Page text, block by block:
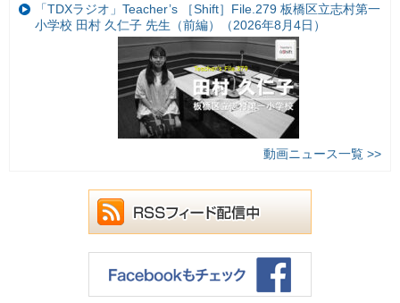
「TDXラジオ」Teacher’s ［Shift］File.279 板橋区立志村第一
小学校 田村 久仁子 先生（前編）（2026年8月4日）
動画ニュース一覧 >>